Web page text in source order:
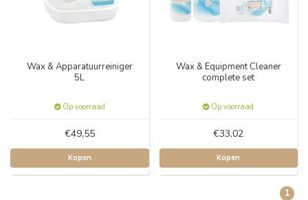
Wax & Apparatuurreiniger
5L
Op voorraad
€49,55
Kopen
Wax & Equipment Cleaner
complete set
Op voorraad
€33,02
Kopen
1